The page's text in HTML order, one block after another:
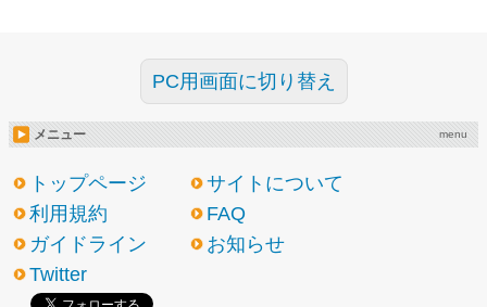
PC用画面に切り替え
メニュー menu
トップページ
サイトについて
利用規約
FAQ
ガイドライン
お知らせ
Twitter